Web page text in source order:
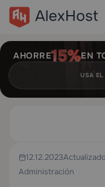
AHORRE EN
USA EL
12.12.2023
Administración